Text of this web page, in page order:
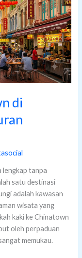
di
lengkap tanpa
satu destinasi
adalah kawasan
wisata yang
kaki ke Chinatown
oleh perpaduan
memukau.